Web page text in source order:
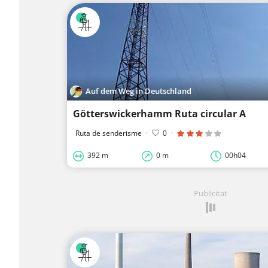
Auf dem Weg in Deutschland
Götterswickerhamm Ruta circular A
Ruta de senderisme · 0 ·
392 m 0 m 00h04
Publicitat